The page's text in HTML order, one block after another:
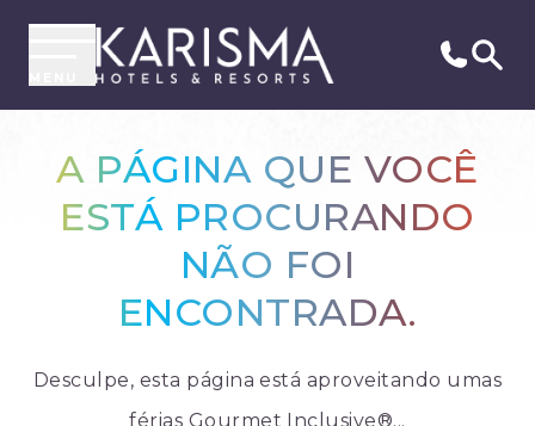
A PÁGINA QUE VOCÊ
ESTÁ PROCURANDO
NÃO FOI
ENCONTRADA.
Desculpe, esta página está aproveitando umas
férias Gourmet Inclusive®...